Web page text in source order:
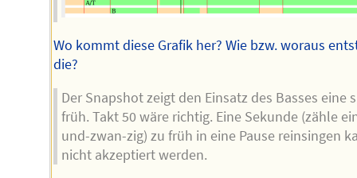
Wo kommt diese Grafik her? Wie bzw. woraus
die?
Der Snapshot zeigt den Einsatz des Basses eine
früh. Takt 50 wäre richtig. Eine Sekunde (zähle
und-zwan-zig) zu früh in eine Pause reinsingen
nicht akzeptiert werden.